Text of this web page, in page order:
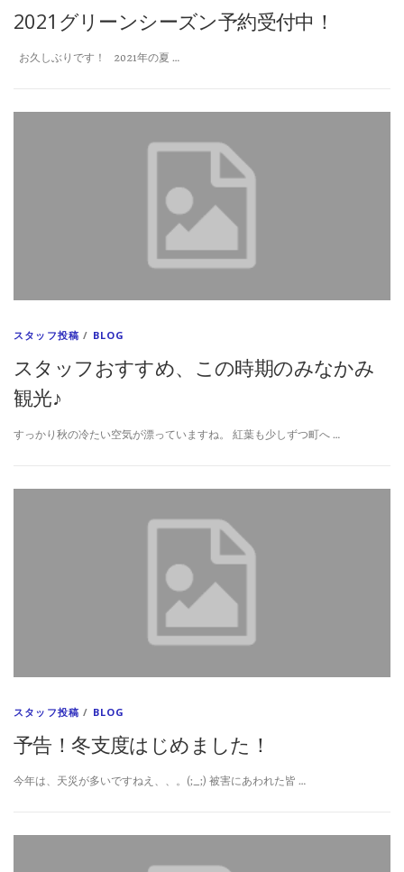
2021グリーンシーズン予約受付中！
お久しぶりです！ 2021年の夏 …
スタッフ投稿 / BLOG
スタッフおすすめ、この時期のみなかみ
観光♪
すっかり秋の冷たい空気が漂っていますね。 紅葉も少しずつ町へ …
スタッフ投稿 / BLOG
予告！冬支度はじめました！
今年は、天災が多いですねえ、、。(;_;) 被害にあわれた皆 …